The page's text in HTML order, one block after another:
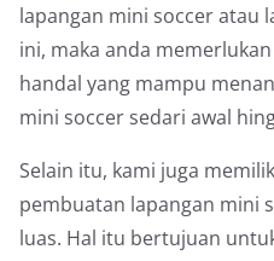
lapangan mini soccer atau
ini, maka anda
handal yang mampu
mini soccer sedari awal
Selain itu, kami juga
pembuatan lapangan mini
luas. Hal itu bertujuan